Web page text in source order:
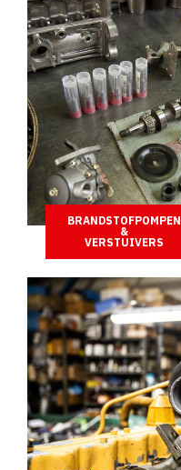
BRANDSTOFPOMPEN
&
VERSTUIVERS